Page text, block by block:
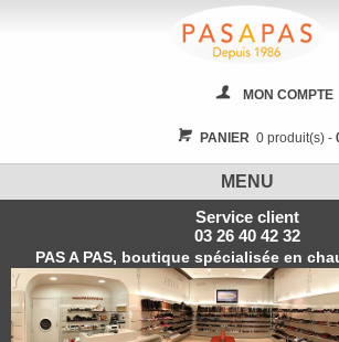
MON COMPTE
PANIER0 produit(s) -
MENU
Service client
03 26 40 42 32
PAS A PAS, boutique spécialisée en